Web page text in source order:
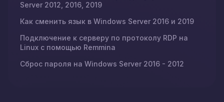
Server 2012, 2016, 2019
Как сменить язык в Windows Server 2016 и 2019
Подключение к серверу по протоколу RDP на
Linux с помощью Remmina
Сброс пароля на Windows Server 2016 - 2012